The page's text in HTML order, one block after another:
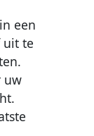
een
uit te
uw